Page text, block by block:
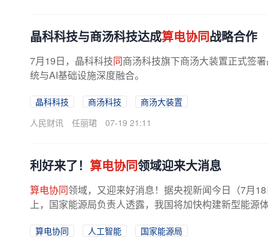
晶科科技与商汤科技达成算电协同战略合作
7月19日，晶科科技同商汤科技旗下商汤大装置正式签
统与AI基础设施深度融合。
晶科科技 商汤科技
商汤大装置
人民财讯
任丽珺 07-19 21:11
利好来了！ 算电协同领域迎来大消息
算电协同领域，又迎来好消息！据央视新闻今日（7月
上，国家能源局负责人透露，我国将加快构建新型能源
算电协同 人工智能
国家能源局